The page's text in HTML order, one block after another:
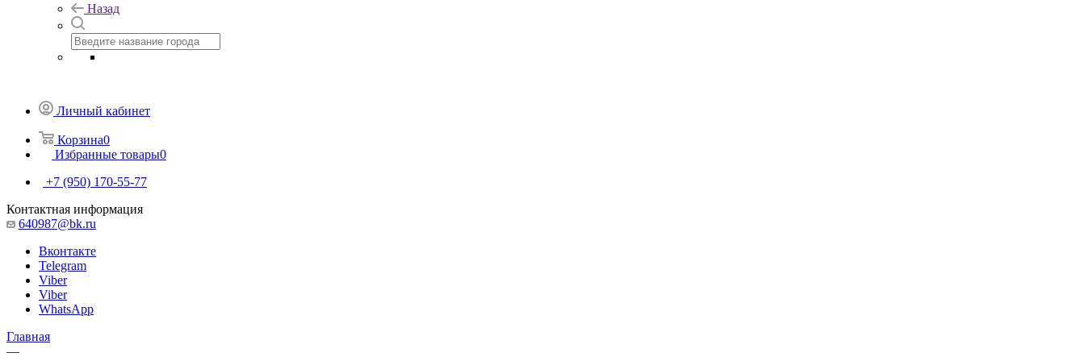
Назад
Личный кабинет
Корзина0
Избранные товары0
+7 (950) 170-55-77
Контактная информация
640987@bk.ru
Вконтакте
Telegram
Viber
Viber
WhatsApp
Главная
—